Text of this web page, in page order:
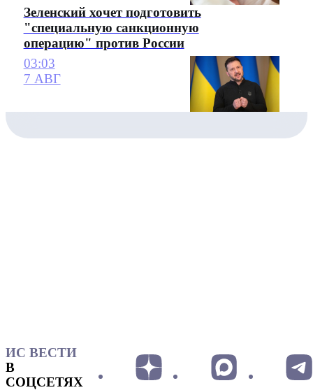
Зеленский хочет подготовить
"специальную санкционную
операцию" против России
03:03
7 АВГ
ИС ВЕСТИ
В
СОЦСЕТЯХ